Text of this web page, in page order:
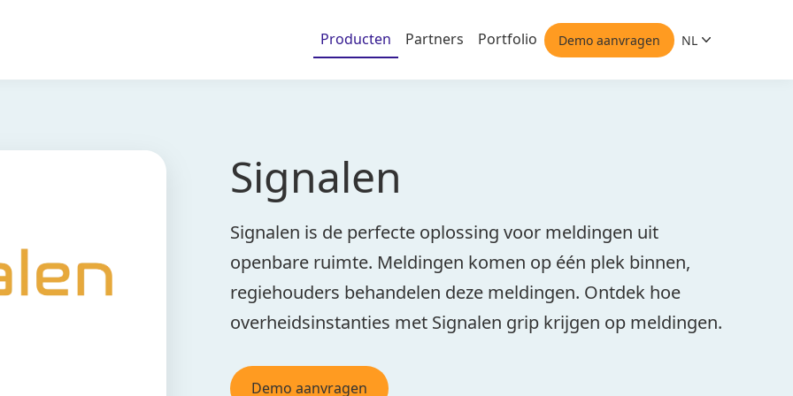
Producten
Partners Portfolio Demo aanvragen NL
Nederlands
Signalen
Signalen is de perfecte oplossing voor meldingen uit
openbare ruimte. Meldingen komen op één plek binnen,
regiehouders behandelen deze meldingen. Ontdek hoe
overheidsinstanties met Signalen grip krijgen op meldingen.
Demo aanvragen